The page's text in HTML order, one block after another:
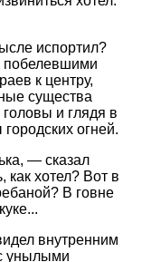
испортил?
побелевшими
к центру,
существа
и глядя в
огней.
— сказал
хотел? Вот в
В говне
внутренним
унылыми